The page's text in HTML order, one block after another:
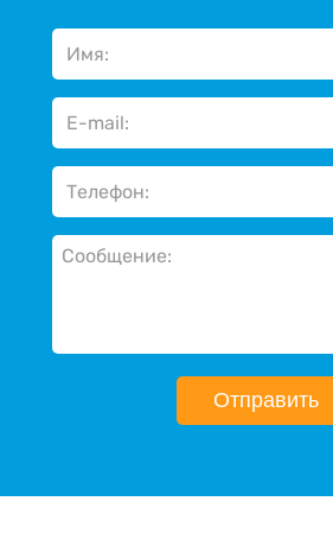
Отправить